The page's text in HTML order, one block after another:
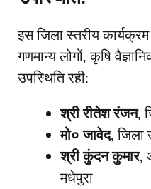
​इस जिला स्तरीय
गणमान्य लोगों, कृषि
उपस्थिति रही:
श्री रीतेश रंजन,
मो० जावेद, जिला
श्री कुंदन कुमार,
मधेपुरा